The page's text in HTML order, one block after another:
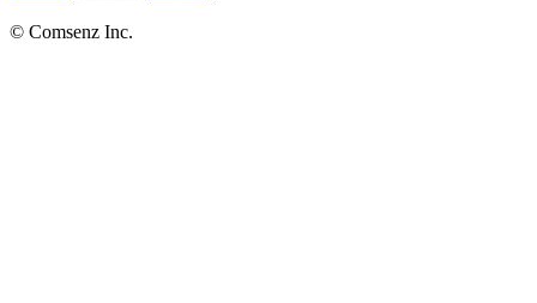
© Comsenz Inc.